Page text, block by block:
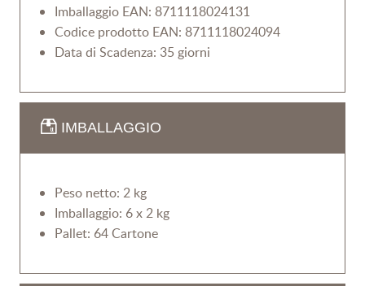
Imballaggio EAN: 8711118024131
Codice prodotto EAN: 8711118024094
Data di Scadenza: 35 giorni
IMBALLAGGIO
Peso netto: 2 kg
Imballaggio: 6 x 2 kg
Pallet: 64 Cartone